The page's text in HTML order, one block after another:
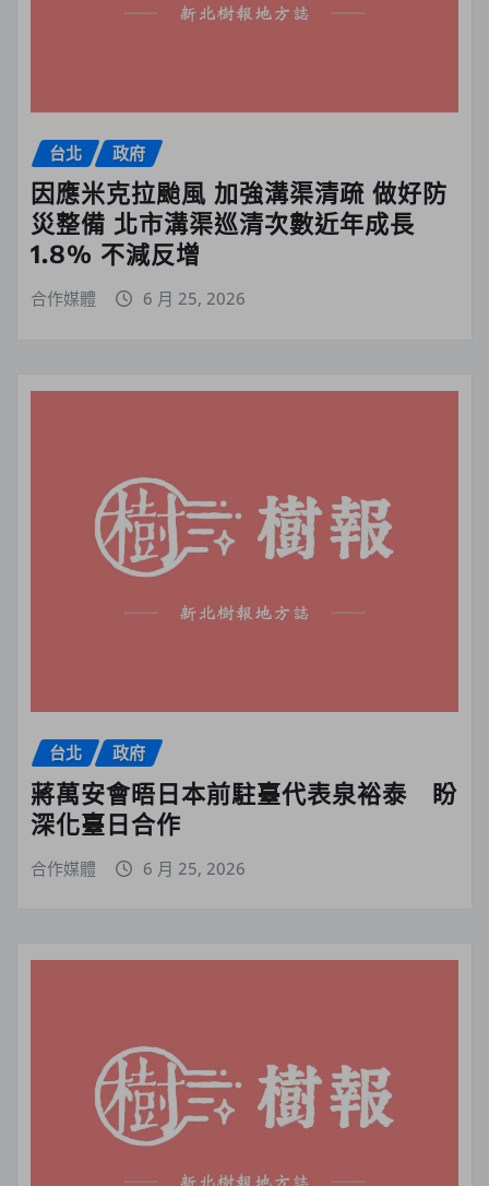
台北 政府
因應米克拉颱風 加強溝渠清疏 做好防
災整備 北市溝渠巡清次數近年成長
1.8% 不減反增
合作媒體 6 月 25, 2026
台北 政府
蔣萬安會晤日本前駐臺代表泉裕泰 盼
深化臺日合作
合作媒體 6 月 25, 2026